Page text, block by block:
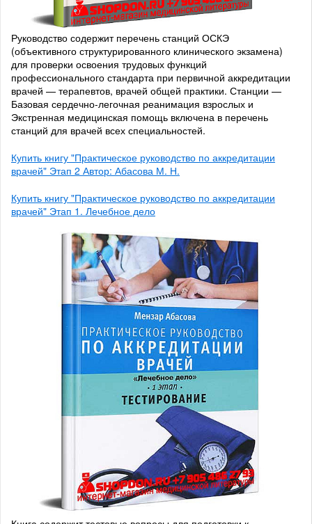
Руководство содержит перечень станций ОСКЭ
(объективного структурированного клинического экзамена)
для проверки освоения трудовых функций
профессионального стандарта при первичной аккредитации
врачей — терапевтов, врачей общей практики. Станции —
Базовая сердечно-легочная реанимация взрослых и
Экстренная медицинская помощь включена в перечень
станций для врачей всех специальностей.
Купить книгу "Практическое руководство по аккредитации
врачей" Этап 2 Автор: Абасова М. Н.
Купить книгу "Практическое руководство по аккредитации
врачей" Этап 1. Лечебное дело